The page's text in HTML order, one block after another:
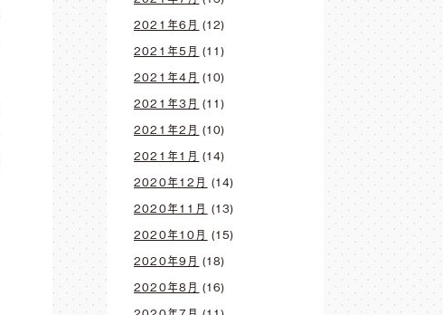
2021年6月 (12)
2021年5月 (11)
2021年4月 (10)
2021年3月 (11)
2021年2月 (10)
2021年1月 (14)
2020年12月 (14)
2020年11月 (13)
2020年10月 (15)
2020年9月 (18)
2020年8月 (16)